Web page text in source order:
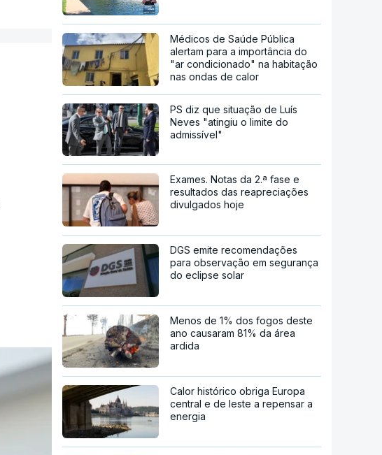
Médicos de Saúde Pública
alertam para a importância do
"ar condicionado" na habitação
nas ondas de calor
PS diz que situação de Luís
Neves "atingiu o limite do
admissível"
Exames. Notas da 2.ª fase e
resultados das reapreciações
divulgados hoje
DGS emite recomendações
para observação em segurança
do eclipse solar
Menos de 1% dos fogos deste
ano causaram 81% da área
ardida
Calor histórico obriga Europa
central e de leste a repensar a
energia